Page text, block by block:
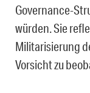
Governance-
würden. Sie
Militarisierung
Vorsicht zu